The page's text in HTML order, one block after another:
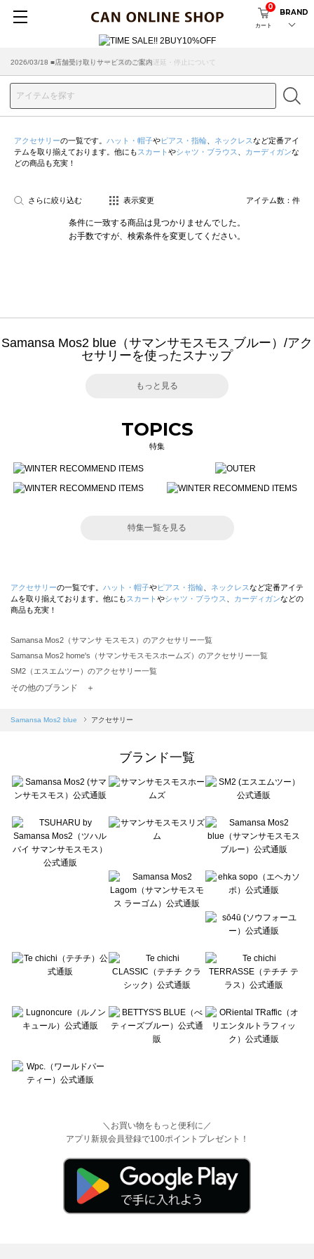
カート
0
BRAND
2026/07/29 ■【お知らせ】ヤマト運輸の配送遅延・停止について
2026/03/18 ■店舗受け取りサービスのご案内
アクセサリーの一覧です。 ハット・帽子やピアス・指輪 ネックレスなど定番アイ
テムを取り揃えております。他にも スカート やシャツ・ブラウス カーディガンな
どの商品も充実！
さらに絞り込む 表示変更 アイテム数： 件
条件に一致する商品は見つかりませんでした。
お手数ですが、検索条件を変更してください。
Samansa Mos2 blue（サマンサモスモス ブルー）/アク
セサリーを使ったスナップ
もっと見る
TOPICS
特集
特集一覧を見る
アクセサリーの一覧です。 ハット・帽子やピアス・指輪 ネックレスなど定番アイテ
ムを取り揃えております。他にも スカート やシャツ・ブラウス カーディガンなどの
商品も充実！
Samansa Mos2（サマンサ モスモス）のアクセサリー一覧
Samansa Mos2 home's（サマンサモスモスホームズ）のアクセサリー一覧
SM2（エスエムツー）のアクセサリー一覧
TSUHARU by Samansa Mos2（ツハルバイサマンサモスモス）のアクセサリー一覧
Samansa Mos2 blue（サマンサモスモス ブルー）のアクセサリー一覧
sō4ū（ソウフォーユー）のアクセサリー一覧
Te chichi（テチチ）のアクセサリー一覧
Te chichi CLASSIC（テチチ クラシック）のアクセサリー一覧
Lugnoncure（ルノンキュール）のアクセサリー一覧
BETTY'S BLUE（べティーズブルー）のアクセサリー一覧
Wpc.（ワールドパーティー）のアクセサリー一覧
その他のブランド ＋
Samansa Mos2 blue アクセサリー
ブランド一覧
＼お買い物をもっと便利に／
アプリ新規会員登録で100ポイントプレゼント！